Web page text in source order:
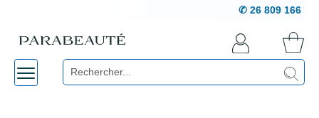
✆ 26 809 166